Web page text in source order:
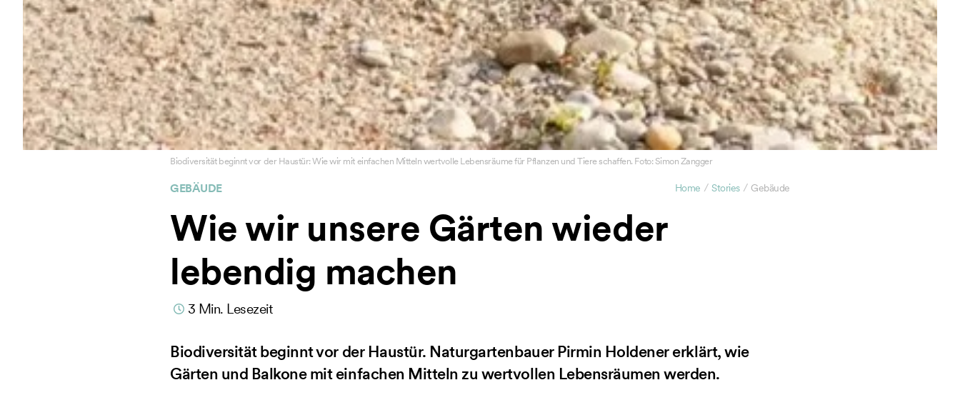
Biodiversität beginnt vor der Haustür: Wie wir mit einfachen Mitteln wertvolle Lebensräume für Pflanzen und Tiere schaffen. Foto: Simon Zangger
GEBÄUDE Home / Stories / Gebäude
Wie wir unsere Gärten wieder
lebendig machen
3 Min. Lesezeit
Biodiversität beginnt vor der Haustür. Naturgartenbauer Pirmin Holdener erklärt, wie
Gärten und Balkone mit einfachen Mitteln zu wertvollen Lebensräumen werden.